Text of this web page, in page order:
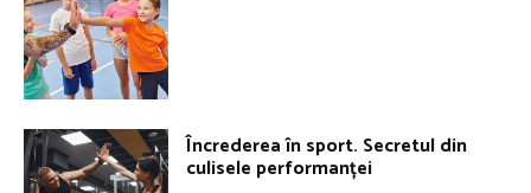
Încrederea în sport. Secretul din
culisele performanței